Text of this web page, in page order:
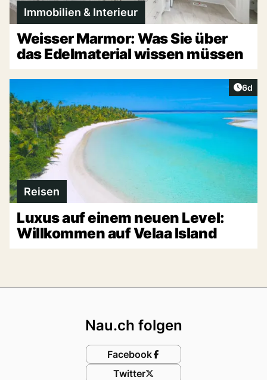
Immobilien & Interieur
Weisser Marmor: Was Sie über
das Edelmaterial wissen müssen
6d
Reisen
Luxus auf einem neuen Level:
Willkommen auf Velaa Island
Nau.ch folgen
Facebook
Twitter